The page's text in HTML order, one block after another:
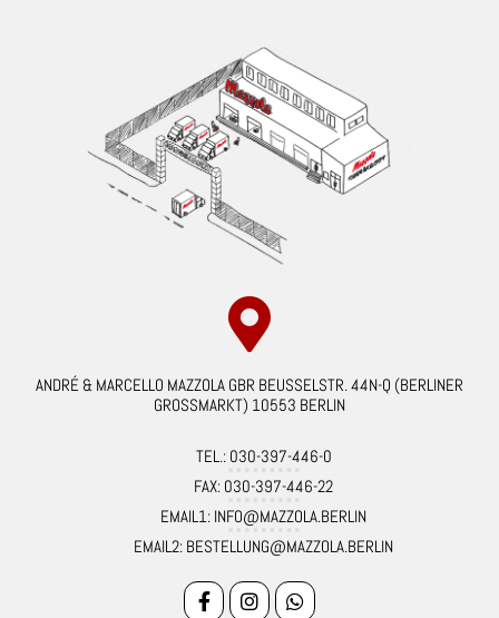
ANDRÉ & MARCELLO MAZZOLA GBR BEUSSELSTR. 44N-Q (BERLINER
GROSSMARKT) 10553 BERLIN
TEL.: 030-397-446-0
FAX: 030-397-446-22
EMAIL1: INFO@MAZZOLA.BERLIN
EMAIL2: BESTELLUNG@MAZZOLA.BERLIN